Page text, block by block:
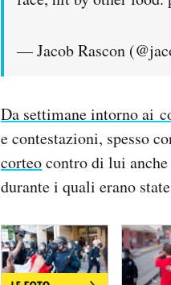
— Jacob Rascon
Da settimane intorno ai
e contestazioni, spesso
corteocontro di lui
durante i quali erano